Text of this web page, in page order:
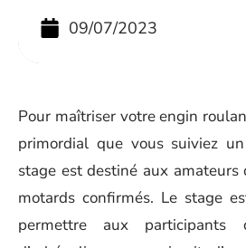
09/07/2023
Pour maîtriser votre engin
primordial que vous suiviez
stage est destiné aux
motards confirmés. Le stage
permettre aux